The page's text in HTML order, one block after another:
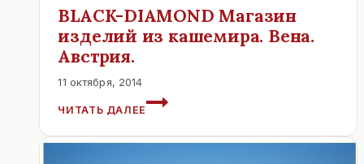
BLACK-DIAMOND Магазин
изделий из кашемира. Вена.
Австрия.
11 октября, 2014
ЧИТАТЬ ДАЛЕЕ
BLACK-